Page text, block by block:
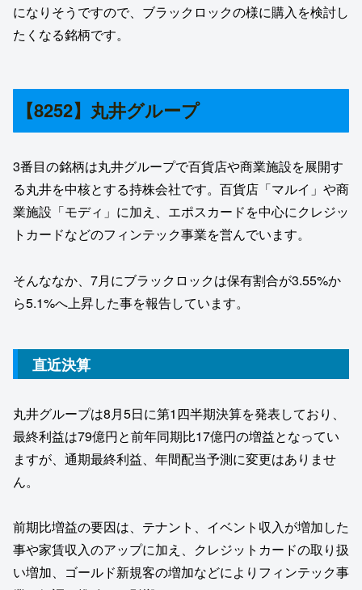
になりそうですので、ブラックロックの様に購入を検討し
たくなる銘柄です。
【8252】丸井グループ
3番目の銘柄は丸井グループで百貨店や商業施設を展開す
る丸井を中核とする持株会社です。百貨店「マルイ」や商
業施設「モディ」に加え、エポスカードを中心にクレジッ
トカードなどのフィンテック事業を営んでいます。
そんななか、7月にブラックロックは保有割合が3.55%か
ら5.1%へ上昇した事を報告しています。
直近決算
丸井グループは8月5日に第1四半期決算を発表しており、
最終利益は79億円と前年同期比17億円の増益となってい
ますが、通期最終利益、年間配当予測に変更はありませ
ん。
前期比増益の要因は、テナント、イベント収入が増加した
事や家賃収入のアップに加え、クレジットカードの取り扱
い増加、ゴールド新規客の増加などによりフィンテック事